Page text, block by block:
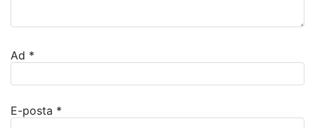
Ad *
E-posta *